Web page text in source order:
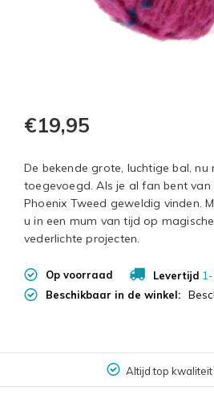
€19,95
De bekende grote, luchtige bal, nu
toegevoegd. Als je al fan bent van
Phoenix Tweed geweldig vinden.
u in een mum van tijd op
vederlichte projecten.
Op voorraad Levertijd
Beschikbaar in de winkel:
Altijd top